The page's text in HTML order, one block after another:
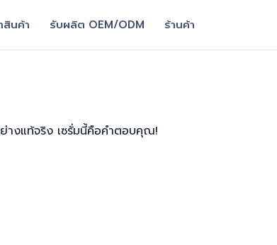
สินค้า รับผลิต OEM/ODM ร้านค้า
างแท้จริง เซรั่มนี้คือคำตอบคุณ!